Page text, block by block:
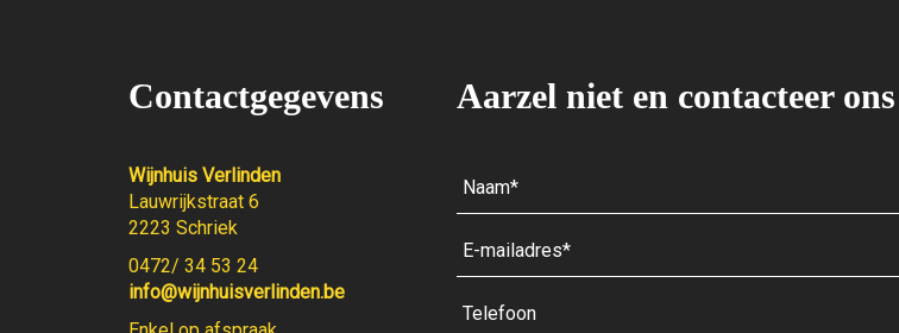
Contactgegevens
Wijnhuis Verlinden
Lauwrijkstraat 6
2223 Schriek
0472/ 34 53 24
info@wijnhuisverlinden.be
Aarzel niet en contacteer ons